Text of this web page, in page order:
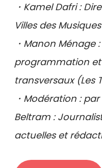
・Kamel Dafri :
Villes des
・Manon Ménage
programmation
transversaux (Les
・Modération :
Beltram :
actuelles et